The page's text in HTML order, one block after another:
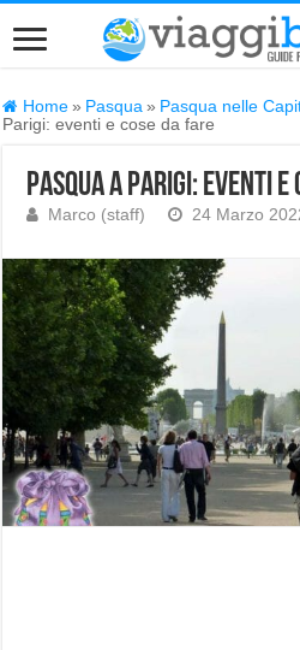
Home » Pasqua » Pasqua nelle
Parigi: eventi e cose da fare
Pasqua a Parigi: eventi
Marco (staff) 24 Marzo